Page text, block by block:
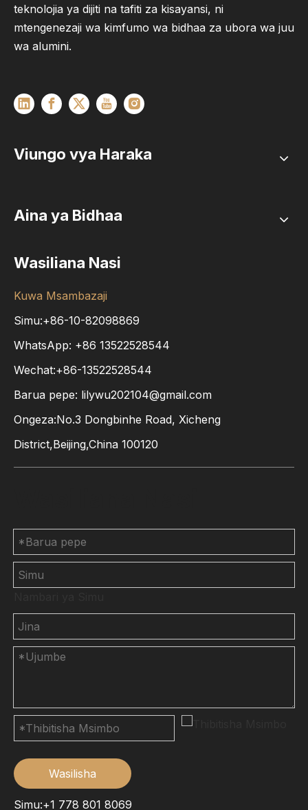
teknolojia ya dijiti na tafiti za kisayansi, ni
mtengenezaji wa kimfumo wa bidhaa za ubora wa juu
wa alumini.
Viungo vya Haraka
Aina ya Bidhaa
Wasiliana Nasi
Kuwa Msambazaji
Simu:+86-10-82098869
WhatsApp: +86 13522528544
Wechat:+86-13522528544
Barua pepe: lilywu202104@gmail.com
Ongeza:No.3 Dongbinhe Road, Xicheng
District,Beijing,China 100120
Wasilisha
Simu:+1 778 801 8069